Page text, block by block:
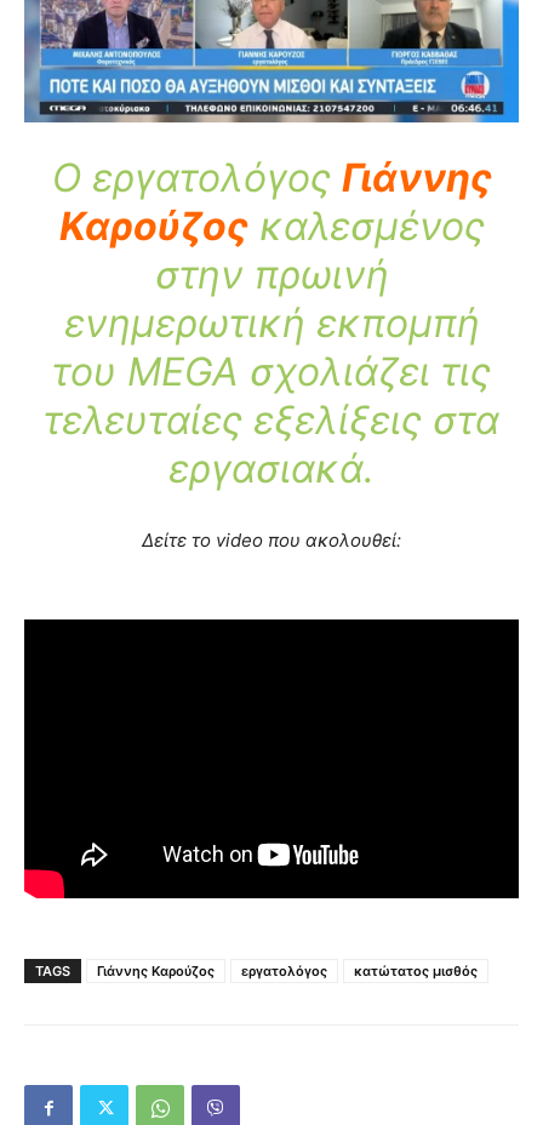
Ο εργατολόγος Γιάννης
Καρούζοςκαλεσμένος
στην πρωινή
ενημερωτική εκπομπή
του MEGA σχολιάζει τις
τελευταίες εξελίξεις στα
εργασιακά.
Δείτε το video που ακολουθεί:
TAGS Γιάννης Καρούζος εργατολόγος κατώτατος μισθός